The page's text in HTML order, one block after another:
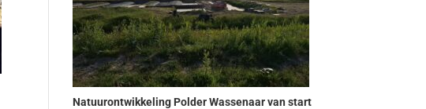
Natuurontwikkeling Polder Wassenaar van start